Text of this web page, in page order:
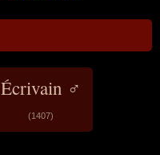
Écrivain ♂
(1407)